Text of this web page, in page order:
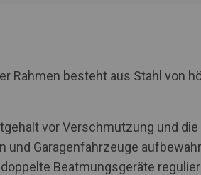
Rahmen besteht aus Stahl von
vor Verschmutzung und
und Garagenfahrzeuge
Beatmungsgeräte